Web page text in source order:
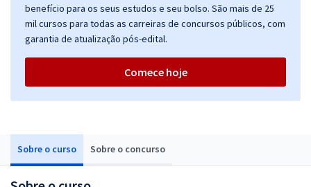
Sobre o curso Sobre o concurso
benefício para os seus estudos e seu bolso. São mais de 25
mil cursos para todas as carreiras de concursos públicos, com
garantia de atualização pós-edital.
Comece hoje